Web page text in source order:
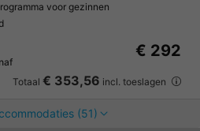
voor gezinnen
€ 292
Totaal € 353,56 incl. toeslagen
(51)